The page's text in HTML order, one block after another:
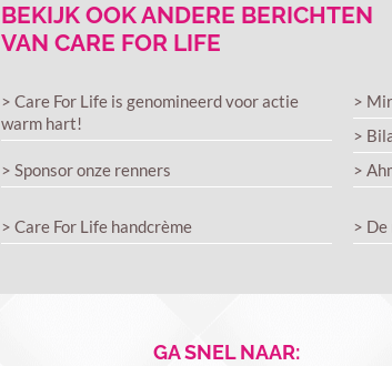
BEKIJK OOK ANDERE BERICHTEN
VAN CARE FOR LIFE
> Care For Life is genomineerd voor actie
warm hart!
>
>
> Sponsor onze renners
>
> Care For Life handcrème
>
GA SNEL NAAR: